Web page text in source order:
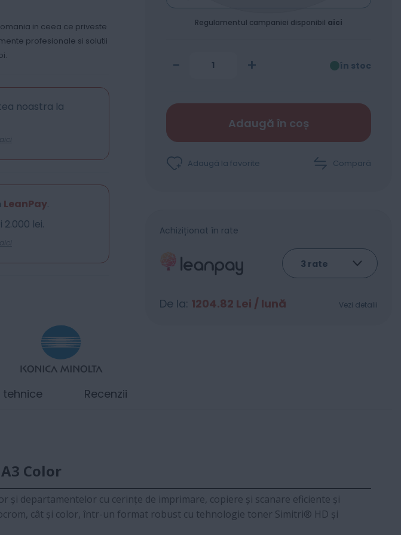
in ceea ce priveste
profesionale si solutii
noastra la
LeanPay.
lei.
Incarcare Telefon
Regulamentul campaniei disponibil aici
- + în stoc
Adaugă în coș
Adaugă la favorite Compară
Achiziționat în rate
De la: 1204.82 Lei / lună Vezi detalii
Color
departamentelor cu cerințe de imprimare, copiere și scanare eficiente și
cât și color, într-un format robust cu tehnologie toner Simitri® HD și
tehnice Recenzii